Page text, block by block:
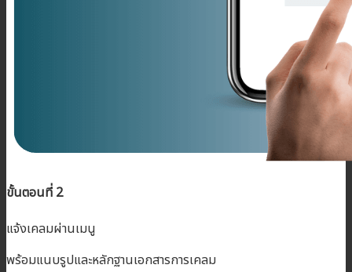
ขั้นตอนที่ 2
แจ้งเคลมผ่านเมนู
พร้อมแนบรูปและหลักฐานเอกสารการเคลม